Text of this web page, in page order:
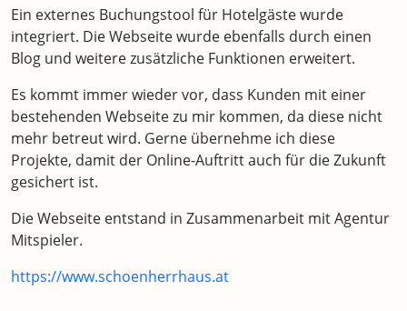
Ein externes Buchungstool für Hotelgäste wurde
integriert. Die Webseite wurde ebenfalls durch einen
Blog und weitere zusätzliche Funktionen erweitert.
Es kommt immer wieder vor, dass Kunden mit einer
bestehenden Webseite zu mir kommen, da diese nicht
mehr betreut wird. Gerne übernehme ich diese
Projekte, damit der Online-Auftritt auch für die Zukunft
gesichert ist.
Die Webseite entstand in Zusammenarbeit mit Agentur
Mitspieler.
https://www.schoenherrhaus.at